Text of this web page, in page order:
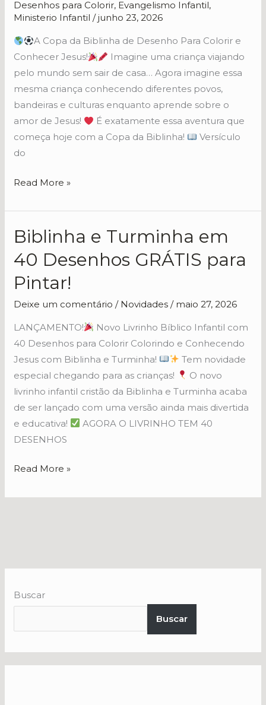
Desenhos para Colorir, Evangelismo Infantil,
Ministerio Infantil /junho 23, 2026
A Copa da Biblinha de Desenho Para Colorir e
Conhecer Jesus!
Imagine uma criança viajando
pelo mundo sem sair de casa… Agora imagine essa
mesma criança conhecendo diferentes povos,
bandeiras e culturas enquanto aprende sobre o
amor de Jesus!
É exatamente essa aventura que
começa hoje com a Copa da Biblinha!
Versículo
do
Biblinha
Read More »
Biblinha e Turminha em
40 Desenhos GRÁTIS para
Pintar!
Deixe um comentário / Novidades / maio 27, 2026
LANÇAMENTO!
Novo Livrinho Bíblico Infantil com
40 Desenhos para Colorir Colorindo e Conhecendo
Jesus com Biblinha e Turminha!
Tem novidade
especial chegando para as crianças!
O novo
livrinho infantil cristão da Biblinha e Turminha acaba
de ser lançado com uma versão ainda mais divertida
e educativa!
AGORA O LIVRINHO TEM 40
DESENHOS
Biblinha
Turminha
em
GRÁTIS
para
Pintar!
Read More »
Buscar
Buscar